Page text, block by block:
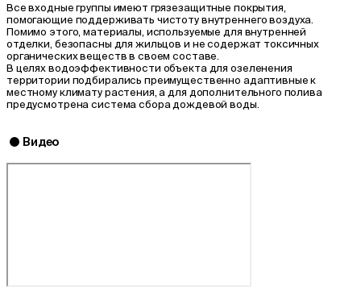
Все входные группы имеют грязезащитные покрытия,
помогающие поддерживать чистоту внутреннего воздуха.
Помимо этого, материалы, используемые для внутренней
отделки, безопасны для жильцов и не содержат токсичных
органических веществ в своем составе.
В целях водоэффективности объекта для озеленения
территории подбирались преимущественно адаптивные к
местному климату растения, а для дополнительного полива
предусмотрена система сбора дождевой воды.
Видео